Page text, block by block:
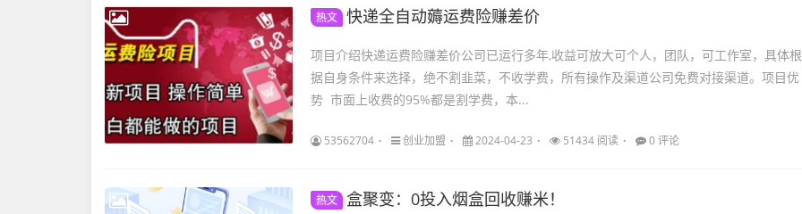
热文 快递全自动薅运费险赚差价
项目介绍快递运费险赚差价公司已运行多年,收益可放大可个人，团队，可工作室，具体根
据自身条件来选择，绝不割韭菜，不收学费，所有操作及渠道公司免费对接渠道。项目优
势 市面上收费的95%都是割学费，本...
53562704 创业加盟 2024-04-23 51434 阅读 0 评论
热文 盒聚变：0投入烟盒回收赚米！